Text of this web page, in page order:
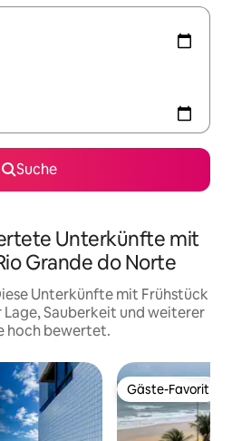
Suche
Unterkünfte mit
Grande do Norte
Unterkünfte mit Frühstück
Sauberkeit und weiterer
hoch bewertet.
Gäste-Favorit
Gäste-Favorit